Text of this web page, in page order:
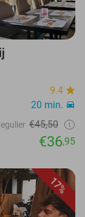
9.4
20 min.
€45,50
€36,95
17%